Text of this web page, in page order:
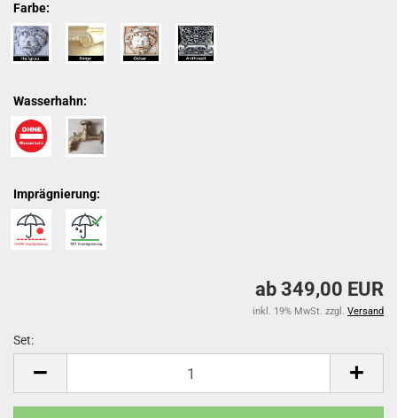
Farbe:
Wasserhahn:
Imprägnierung:
ab 349,00 EUR
inkl. 19% MwSt. zzgl. Versand
Set: